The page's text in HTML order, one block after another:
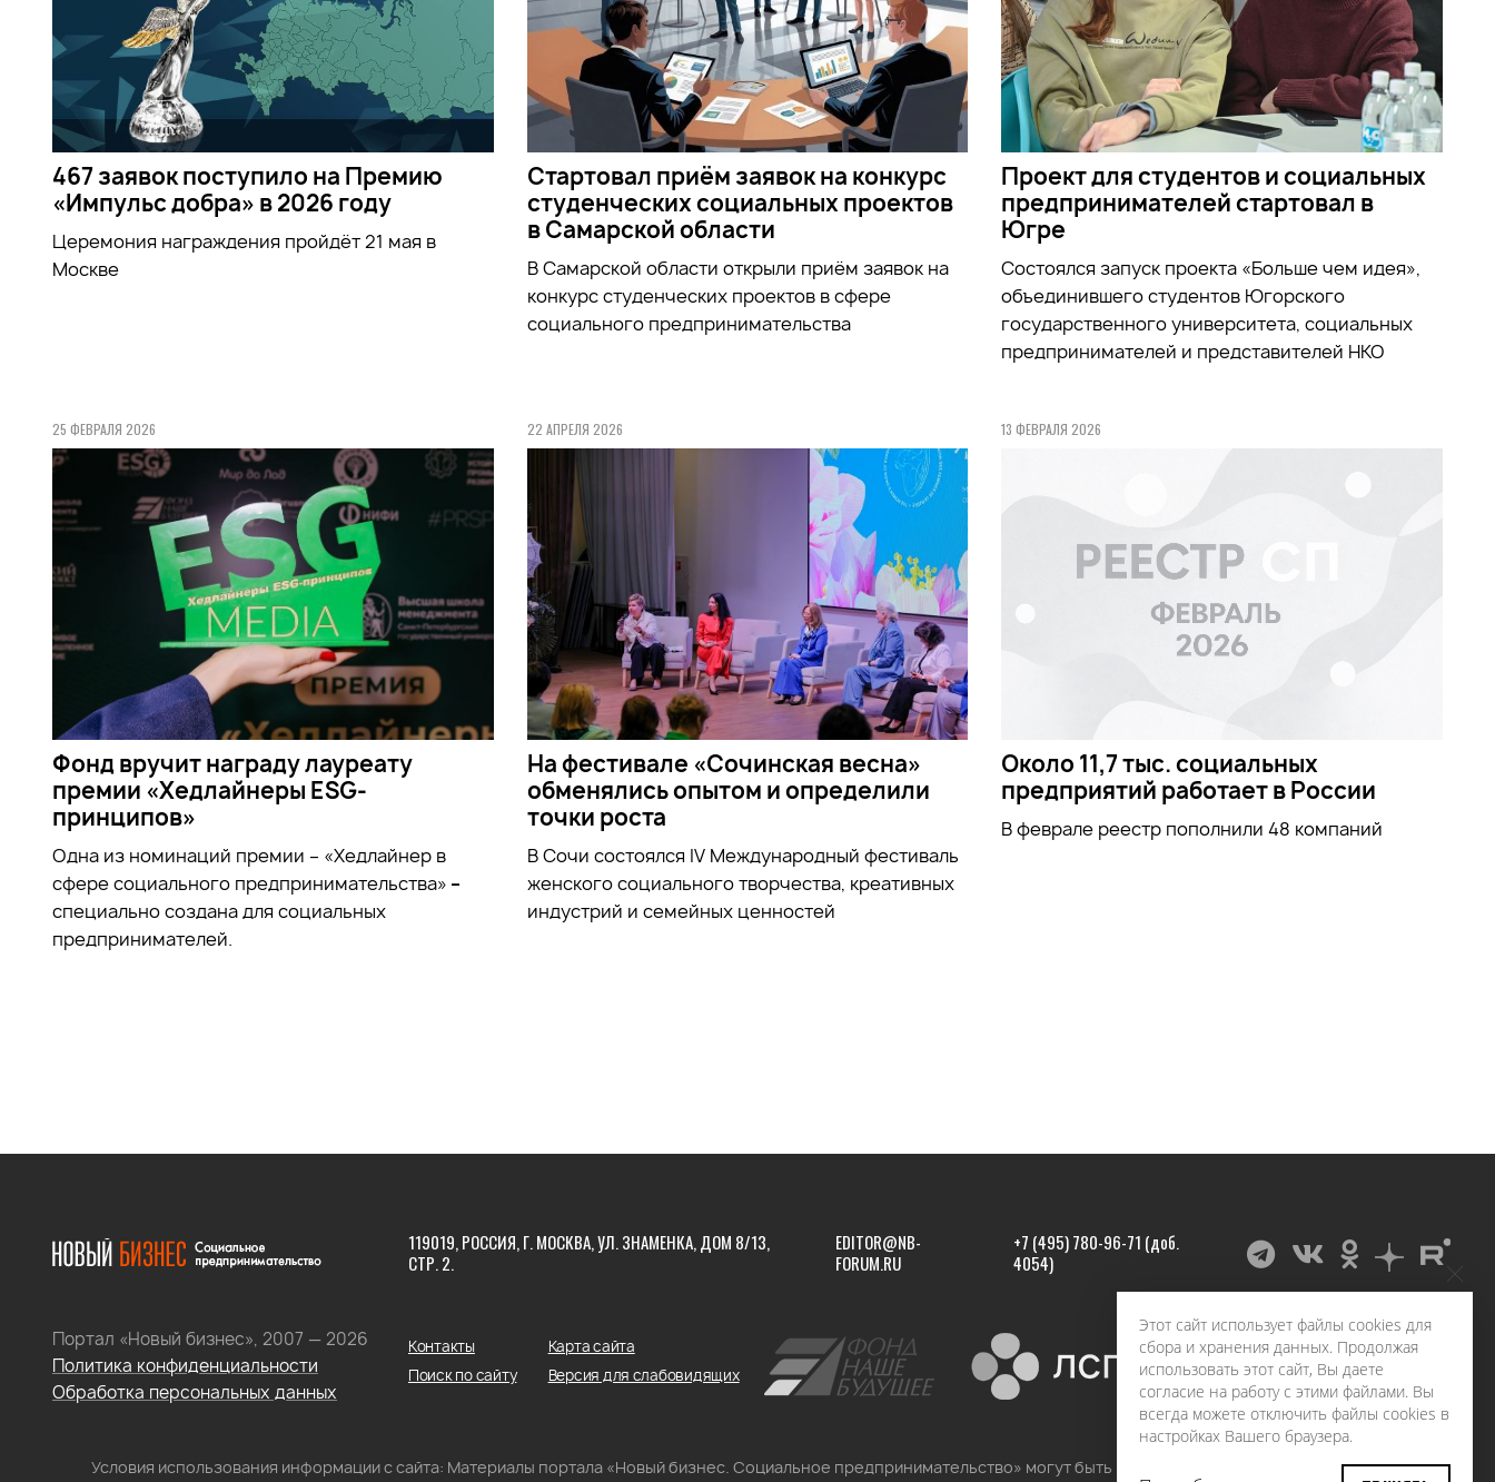
467 заявок поступило на Премию
«Импульс добра» в 2026 году
Церемония награждения пройдёт 21 мая в
Москве
Стартовал приём заявок на конкурс
студенческих социальных проектов
в Самарской области
В Самарской области открыли приём заявок на
конкурс студенческих проектов в сфере
социального предпринимательства
Проект для студентов и социальных
предпринимателей стартовал в
Югре
Состоялся запуск проекта «Больше чем идея»,
объединившего студентов Югорского
государственного университета, социальных
предпринимателей и представителей НКО
25 ФЕВРАЛЯ 2026
Фонд вручит награду лауреату
премии «Хедлайнеры ESG-
принципов»
Одна из номинаций премии – «Хедлайнер в
сфере социального предпринимательства» –
специально создана для социальных
предпринимателей.
22 АПРЕЛЯ 2026
На фестивале «Сочинская весна»
обменялись опытом и определили
точки роста
В Сочи состоялся IV Международный фестиваль
женского социального творчества, креативных
индустрий и семейных ценностей
13 ФЕВРАЛЯ 2026
Около 11,7 тыс. социальных
предприятий работает в России
В феврале реестр пополнили 48 компаний
119019, РОССИЯ, Г. МОСКВА, УЛ. ЗНАМЕНКА, ДОМ 8/13,
СТР. 2.
EDITOR@NB-
FORUM.RU
+7 (495) 780-96-71 (доб.
4054)
Портал «Новый бизнес», 2007 — 2026
Политика конфиденциальности
Обработка персональных данных
Контакты
Карта сайта
Поиск по сайту
Версия для слабовидящих
Условия использования информации с сайта: Материалы портала «Новый бизнес. Социальное предпринимательство» могут быть воспроизведены в любых средствах
Этот сайт использует файлы cookies для
сбора и хранения данных. Продолжая
использовать этот сайт, Вы даете
согласие на работу с этими файлами. Вы
всегда можете отключить файлы cookies в
настройках Вашего браузера.